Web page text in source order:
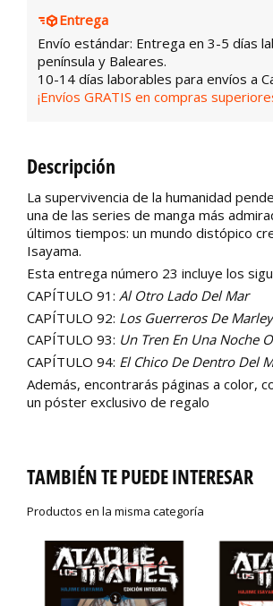
Entrega
Envío estándar: Entrega en 3-5 días
península y Baleares.
10-14 días laborables para envíos a
¡Envíos GRATIS en compras
Descripción
La supervivencia de la humanidad
una de las series de manga más
últimos tiempos: un mundo distópico
Isayama.
Esta entrega número 23 incluye los
CAPÍTULO 91: Al Otro Lado Del Mar
CAPÍTULO 92: Los Guerreros De Marley
CAPÍTULO 93: Un Tren En Una Noche
CAPÍTULO 94: El Chico De Dentro Del
Además, encontrarás páginas a color,
un póster exclusivo de regalo
TAMBIÉN TE PUEDE INTERESAR
Productos en la misma categoría